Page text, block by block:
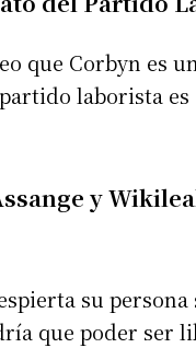
que Corbyn es
laborista
y
su
que poder ser